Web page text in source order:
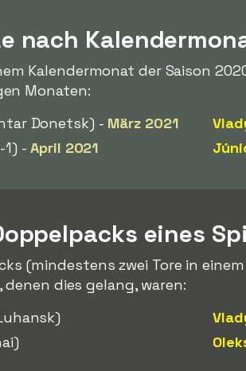
nach
Kalendermonat der Saison
Monaten:
Donetsk) - März 2021
1) -April 2021
eines
(mindestens zwei Tore in
dies gelang, waren: